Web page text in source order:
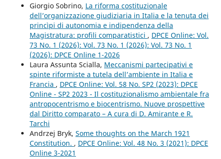
Giorgio Sobrino, La riforma costituzionale
dell’organizzazione giudiziaria in Italia e la tenuta dei
princìpi di autonomia e indipendenza della
Magistratura: profili comparatistici , DPCE Online: Vol.
73 No. 1 (2026): Vol. 73 No. 1 (2026): Vol. 73 No. 1
(2026): DPCE Online 1-2026
Laura Assunta Scialla, Meccanismi partecipativi e
spinte riformiste a tutela dell’ambiente in Italia e
Francia , DPCE Online: Vol. 58 No. SP2 (2023): DPCE
Online - SP2 2023 - Il costituzionalismo ambientale fra
antropocentrismo e biocentrismo. Nuove prospettive
dal Diritto comparato – A cura di D. Amirante e R.
Tarchi
Andrzej Bryk, Some thoughts on the March 1921
Constitution. , DPCE Online: Vol. 48 No. 3 (2021): DPCE
Online 3-2021